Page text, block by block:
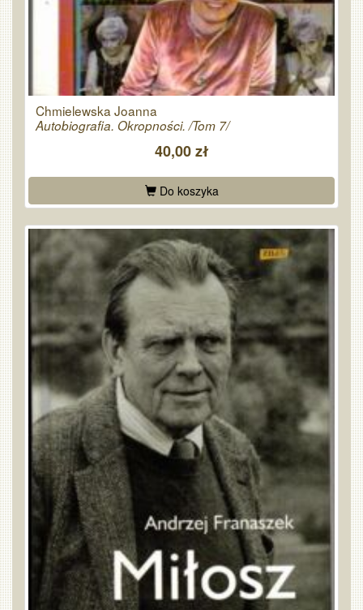
Chmielewska Joanna
Autobiografia. Okropności. /Tom 7/
40,00 zł
Do koszyka